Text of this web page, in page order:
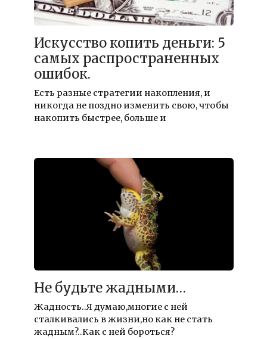
Искусство копить деньги: 5
самых распространенных
ошибок.
Есть разные стратегии накопления, и
никогда не поздно изменить свою, чтобы
накопить быстрее, больше и
Не будьте жадными…
Жадность..Я думаю,многие с ней
сталкивались в жизни,но как не стать
жадным?..Как с ней бороться?